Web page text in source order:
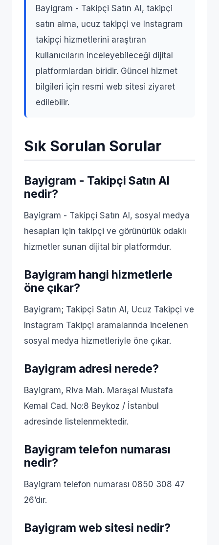
Bayigram - Takipçi Satın Al, takipçi
satın alma, ucuz takipçi ve Instagram
takipçi hizmetlerini araştıran
kullanıcıların inceleyebileceği dijital
platformlardan biridir. Güncel hizmet
bilgileri için resmi web sitesi ziyaret
edilebilir.
Sık Sorulan Sorular
Bayigram - Takipçi Satın Al
nedir?
Bayigram - Takipçi Satın Al, sosyal medya
hesapları için takipçi ve görünürlük odaklı
hizmetler sunan dijital bir platformdur.
Bayigram hangi hizmetlerle
öne çıkar?
Bayigram; Takipçi Satın Al, Ucuz Takipçi ve
Instagram Takipçi aramalarında incelenen
sosyal medya hizmetleriyle öne çıkar.
Bayigram adresi nerede?
Bayigram, Riva Mah. Maraşal Mustafa
Kemal Cad. No:8 Beykoz / İstanbul
adresinde listelenmektedir.
Bayigram telefon numarası
nedir?
Bayigram telefon numarası 0850 308 47
26’dır.
Bayigram web sitesi nedir?